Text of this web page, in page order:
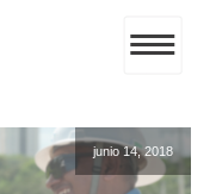
junio 14, 2018